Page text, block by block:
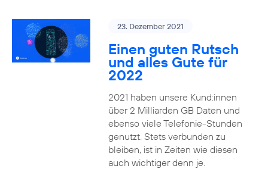
23. Dezember 2021
Einen guten Rutsch
und alles Gute für
2022
2021 haben unsere Kund:innen
über 2 Milliarden GB Daten und
ebenso viele Telefonie-Stunden
genutzt. Stets verbunden zu
bleiben, ist in Zeiten wie diesen
auch wichtiger denn je.